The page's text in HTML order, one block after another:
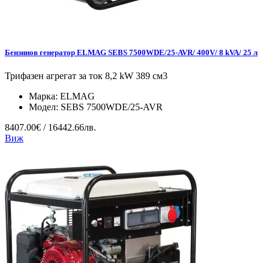
Бензинов генератор ELMAG SEBS 7500WDE/25-AVR/ 400V/ 8 kVA/ 25 л
Трифазен агрегат за ток 8,2 kW 389 см3
Марка: ELMAG
Модел: SEBS 7500WDE/25-AVR
8407.00€ / 16442.66лв.
Виж